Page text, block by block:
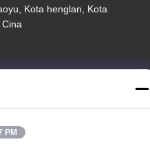
Kota henglan, Kota
PM